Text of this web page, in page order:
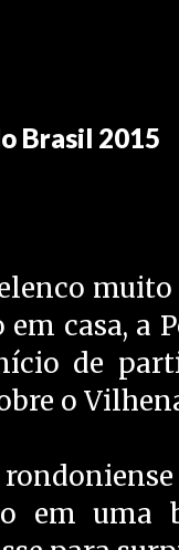
Brasil 2015
em casa, a
de
o
em uma